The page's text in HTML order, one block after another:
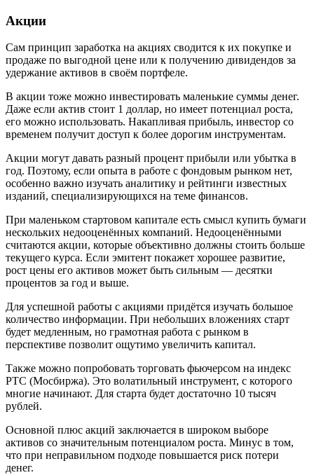
Акции
Сам принцип заработка на акциях сводится к их покупке и
продаже по выгодной цене или к получению дивидендов за
удержание активов в своём портфеле.
В акции тоже можно инвестировать маленькие суммы денег.
Даже если актив стоит 1 доллар, но имеет потенциал роста,
его можно использовать. Накапливая прибыль, инвестор со
временем получит доступ к более дорогим инструментам.
Акции могут давать разный процент прибыли или убытка в
год. Поэтому, если опыта в работе с фондовым рынком нет,
особенно важно изучать аналитику и рейтинги известных
изданий, специализирующихся на теме финансов.
При маленьком стартовом капитале есть смысл купить бумаги
нескольких недооценённых компаний. Недооценёнными
считаются акции, которые объективно должны стоить больше
текущего курса. Если эмитент покажет хорошее развитие,
рост цены его активов может быть сильным — десятки
процентов за год и выше.
Для успешной работы с акциями придётся изучать большое
количество информации. При небольших вложениях старт
будет медленным, но грамотная работа с рынком в
перспективе позволит ощутимо увеличить капитал.
Также можно попробовать торговать фьючерсом на индекс
РТС (Мосбиржа). Это волатильный инструмент, с которого
многие начинают. Для старта будет достаточно 10 тысяч
рублей.
Основной плюс акций заключается в широком выборе
активов со значительным потенциалом роста. Минус в том,
что при неправильном подходе повышается риск потери
денег.